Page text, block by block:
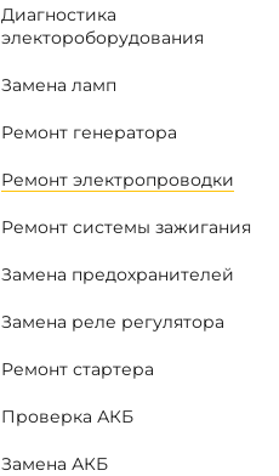
Диагностика
электороборудования
Замена ламп
Ремонт генератора
Ремонт электропроводки
Ремонт системы зажигания
Замена предохранителей
Замена реле регулятора
Ремонт стартера
Проверка АКБ
Замена АКБ